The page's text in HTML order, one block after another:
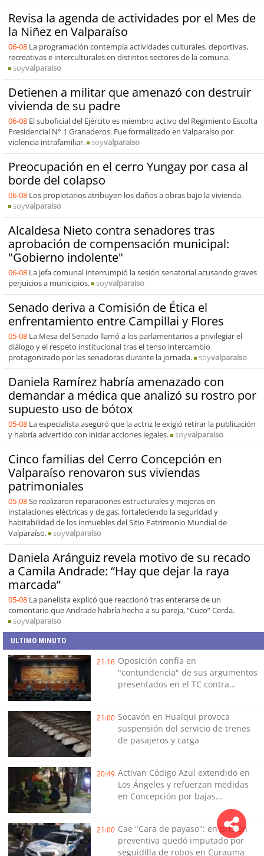
Revisa la agenda de actividades por el Mes de
la Niñez en Valparaíso
06-08 La programación contempla actividades culturales, deportivas,
recreativas e interculturales en distintos sectores de la comuna.
soyvalparaiso
Detienen a militar que amenazó con destruir
vivienda de su padre
06-08 El suboficial del Ejército es miembro activo del Regimiento Escolta
Presidencial N° 1 Granaderos. Fue formalizado en Valparaíso por
violencia intrafamiliar.
soyvalparaiso
Preocupación en el cerro Yungay por casa al
borde del colapso
06-08 Los propietarios atribuyen los daños a obras bajo la vivienda.
soyvalparaiso
Alcaldesa Nieto contra senadores tras
aprobación de compensación municipal:
"Gobierno indolente"
06-08 La jefa comunal interrumpió la sesión senatorial acusando graves
perjuicios a municipios.
soyvalparaiso
Senado deriva a Comisión de Ética el
enfrentamiento entre Campillai y Flores
05-08 La Mesa del Senado llamó a los parlamentarios a privilegiar el
diálogo y el respeto institucional tras el tenso intercambio
protagonizado por las senadoras durante la jornada.
soyvalparaiso
Daniela Ramírez habría amenazado con
demandar a médica que analizó su rostro por
supuesto uso de bótox
05-08 La especialista aseguró que la actriz le exigió retirar la publicación
y habría advertido con iniciar acciones legales.
soyvalparaiso
Cinco familias del Cerro Concepción en
Valparaíso renovaron sus viviendas
patrimoniales
05-08Se realizaron reparaciones estructurales y mejoras en
instalaciones eléctricas y de gas, fortaleciendo la seguridad y
habitabilidad de los inmuebles del Sitio Patrimonio Mundial de
Valparaíso.
soyvalparaiso
Daniela Aránguiz revela motivo de su recado
a Camila Andrade: “Hay que dejar la raya
marcada”
05-08 La panelista explicó que reaccionó tras enterarse de un
comentario que Andrade habría hecho a su pareja, “Cuco” Cerda.
soyvalparaiso
ULTIMO MINUTO
21:16 Oposición confía en
"contundencia" de sus argumentos
presentados en el TC contra
21:00 Socavón en Hualqui provoca
suspensión del servicio de trenes
de pasajeros y carga
20:49 Activan Código Azul extendido en
Los Ángeles y refuerzan medidas
en Concepción por bajas
temperaturas de este fin de
semana
21:00 Cae "Cara de payaso": en prisión
preventiva quedó imputado por
seguidilla de robos en Curauma